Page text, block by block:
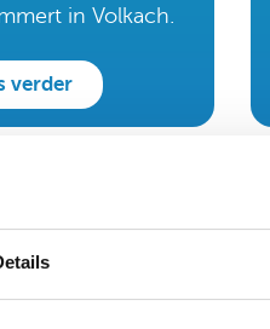
in Volkach.
verder